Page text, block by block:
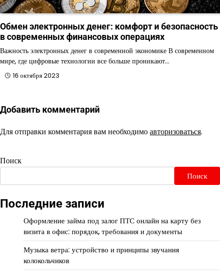
Обмен электронных денег: комфорт и безопасность
в современных финансовых операциях
Важность электронных денег в современной экономике В современном
мире, где цифровые технологии все больше проникают…
16 октября 2023
Добавить комментарий
Для отправки комментария вам необходимоавторизоваться.
Поиск
Поиск
Последние записи
Оформление займа под залог ПТС онлайн на карту без
визита в офис: порядок, требования и документы
Музыка ветра: устройство и принципы звучания
колокольчиков